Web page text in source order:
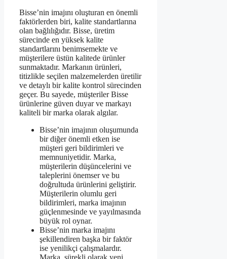
Bisse’nin imajını oluşturan en önemli
faktörlerden biri, kalite standartlarına
olan bağlılığıdır. Bisse, üretim
sürecinde en yüksek kalite
standartlarını benimsemekte ve
müşterilere üstün kalitede ürünler
sunmaktadır. Markanın ürünleri,
titizlikle seçilen malzemelerden üretilir
ve detaylı bir kalite kontrol sürecinden
geçer. Bu sayede, müşteriler Bisse
ürünlerine güven duyar ve markayı
kaliteli bir marka olarak algılar.
Bisse’nin imajının oluşumunda
bir diğer önemli etken ise
müşteri geri bildirimleri ve
memnuniyetidir. Marka,
müşterilerin düşüncelerini ve
taleplerini önemser ve bu
doğrultuda ürünlerini geliştirir.
Müşterilerin olumlu geri
bildirimleri, marka imajının
güçlenmesinde ve yayılmasında
büyük rol oynar.
Bisse’nin marka imajını
şekillendiren başka bir faktör
ise yenilikçi çalışmalardır.
Marka, sürekli olarak yeni